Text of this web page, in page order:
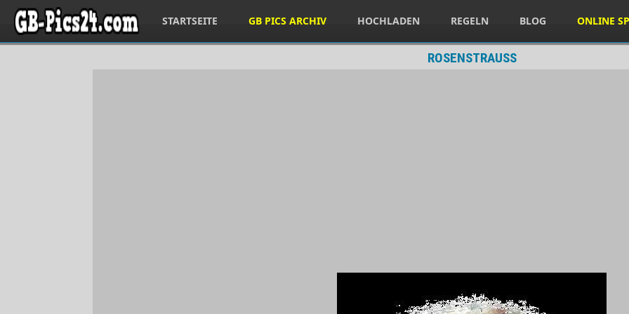
STARTSEITE GB PICS ARCHIV HOCHLADEN REGELN BLOG ONLINE
ROSENSTRAUSS